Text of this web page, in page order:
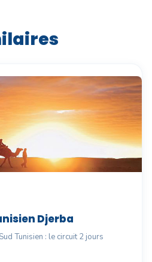
Djerba
Tunisien : le circuit 2 jours